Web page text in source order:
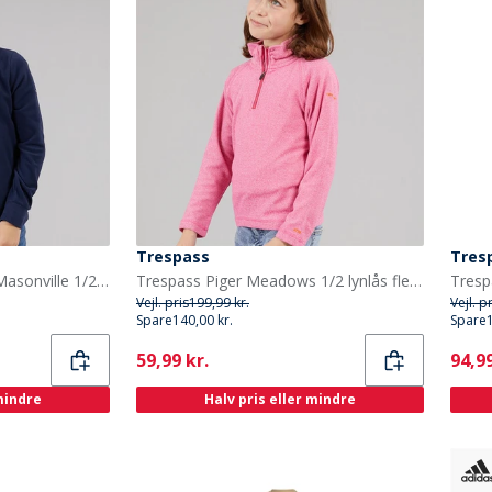
Trespass Junior Drenge Masonville 1/2 Lynlås Mikro Fleece Blå
Trespass
Trespass Piger Meadows 1/2 lynlås fleece lyserød dame
Vejl. pris199,99 kr.
Spare140,00 kr.
Current
59,99 kr.
Halv pris eller mindre
Vejl.
Spare